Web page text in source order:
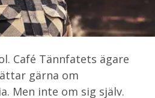
Café Tännfatets ägare
gärna om
Men inte om sig själv.